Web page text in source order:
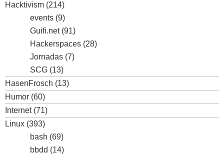
Hacktivism (214)
events (9)
Guifi.net(91)
Hackerspaces (28)
Jornadas (7)
SCG (13)
HasenFrosch (13)
Humor (60)
Internet(71)
Linux (393)
bash (69)
bbdd (14)